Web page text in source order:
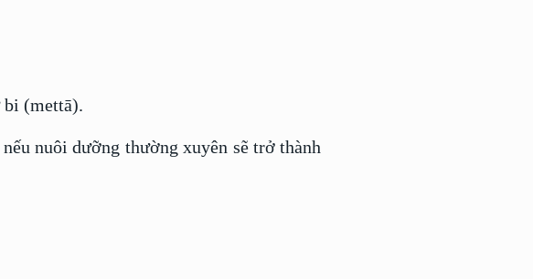
(mettā).
nuôi dưỡng thường xuyên sẽ trở thành